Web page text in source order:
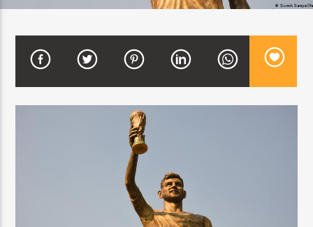
ARTIST
CURRENT SHOW
BACHATA PARA EL CAMINO
7:00 PM